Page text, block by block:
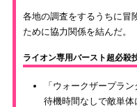
各地の調査をするうちに冒
ために協力関係を結んだ。
ライオン専用バースト超必殺
「ウォークザープラン
待機時間なしで敵単